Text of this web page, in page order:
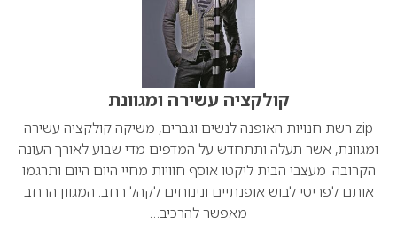
קולקציה עשירה ומגוונת
zip רשת חנויות האופנה לנשים וגברים, משיקה קולקציה עשירה
ומגוונת, אשר תעלה ותתחדש על המדפים מדי שבוע לאורך העונה
הקרובה. מעצבי הבית ליקטו אוסף חוויות מחיי היום היום ותרגמו
אותם לפריטי לבוש אופנתיים ונינוחים לקהל רחב. המגוון הרחב
מאפשר להרכיב…